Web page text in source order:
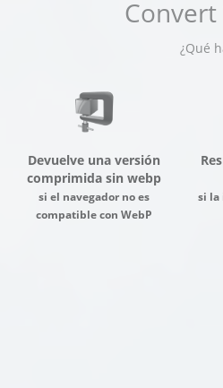
¿Qué
Devuelve una versión
comprimida sin webp
si el navegador no es
compatible con WebP
si la